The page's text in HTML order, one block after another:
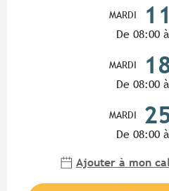
MARDI 11
De 08:00
MARDI
De 08:00
MARDI
De 08:00
Ajouter à mon